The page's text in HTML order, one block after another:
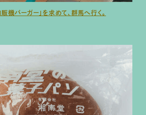
販機バーガー」を求めて、群馬へ行く。